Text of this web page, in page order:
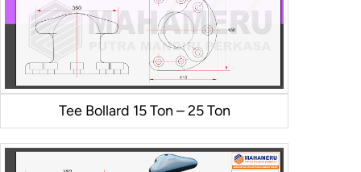
Tee Bollard 15 Ton – 25 Ton